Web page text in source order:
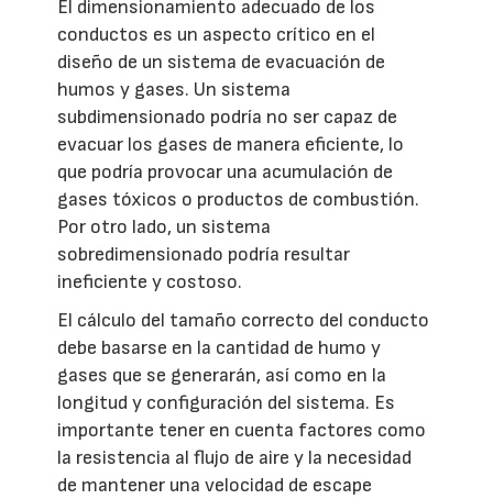
El dimensionamiento adecuado de los
conductos es un aspecto crítico en el
diseño de un sistema de evacuación de
humos y gases. Un sistema
subdimensionado podría no ser capaz de
evacuar los gases de manera eficiente, lo
que podría provocar una acumulación de
gases tóxicos o productos de combustión.
Por otro lado, un sistema
sobredimensionado podría resultar
ineficiente y costoso.
El cálculo del tamaño correcto del conducto
debe basarse en la cantidad de humo y
gases que se generarán, así como en la
longitud y configuración del sistema. Es
importante tener en cuenta factores como
la resistencia al flujo de aire y la necesidad
de mantener una velocidad de escape